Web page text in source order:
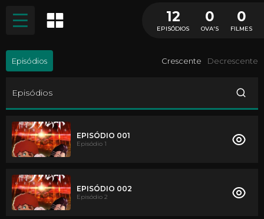
12
EPISÓDIOS
0
OVA'S
0
FILMES
Episódios Crescente Decrescente
Episódios
EPISÓDIO 001
Episódio 1
EPISÓDIO 002
Episódio 2